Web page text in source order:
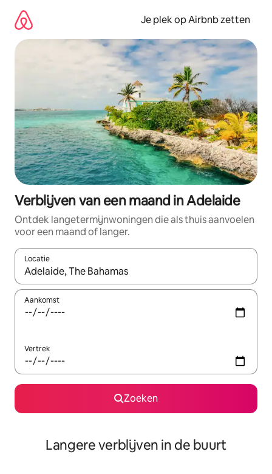
direct
naar
inhoud
Je plek op Airbnb zetten
Verblijven van een maand in Adelaide
Ontdek langetermijnwoningen die als thuis aanvoelen
voor een maand of langer.
Locatie
Wanneer er resultaten beschikbaar zijn, maak je een keuze
Aankomst
Vertrek
Zoeken
Langere verblijven in de buurt